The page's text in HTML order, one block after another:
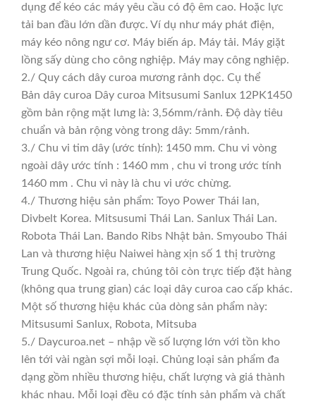
dụng để kéo các máy yêu cầu có độ êm cao. Hoặc lực
tải ban đầu lớn dần được. Ví dụ như máy phát điện,
máy kéo nông ngư cơ. Máy biến áp. Máy tải. Máy giặt
lồng sấy dùng cho công nghiệp. Máy may công nghiệp.
2./ Quy cách dây curoa mương rảnh dọc. Cụ thể
Bản dây curoa Dây curoa Mitsusumi Sanlux 12PK1450
gồm bản rộng mặt lưng là: 3,56mm/rảnh. Độ dày tiêu
chuẩn và bản rộng vòng trong dây: 5mm/rảnh.
3./ Chu vi tim dây (ước tính): 1450 mm. Chu vi vòng
ngoài dây ước tính : 1460 mm , chu vi trong ước tính
1460 mm . Chu vi này là chu vi ước chừng.
4./ Thương hiệu sản phẩm: Toyo Power Thái lan,
Divbelt Korea. Mitsusumi Thái Lan. Sanlux Thái Lan.
Robota Thái Lan. Bando Ribs Nhật bản. Smyoubo Thái
Lan và thương hiệu Naiwei hàng xịn số 1 thị trường
Trung Quốc. Ngoài ra, chúng tôi còn trực tiếp đặt hàng
(không qua trung gian) các loại dây curoa cao cấp khác.
Một số thương hiệu khác của dòng sản phẩm này:
Mitsusumi Sanlux, Robota, Mitsuba
5./ Daycuroa.net – nhập về số lượng lớn với tồn kho
lên tới vài ngàn sợi mỗi loại. Chủng loại sản phẩm đa
dạng gồm nhiều thương hiệu, chất lượng và giá thành
khác nhau. Mỗi loại đều có đặc tính sản phẩm và chất